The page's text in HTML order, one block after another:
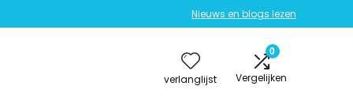
Nieuws en blogs lezen
verlanglijst
0
Vergelijken